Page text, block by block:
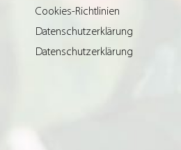
Cookies-Richtlinien
Datenschutzerklärung
Datenschutzerklärung